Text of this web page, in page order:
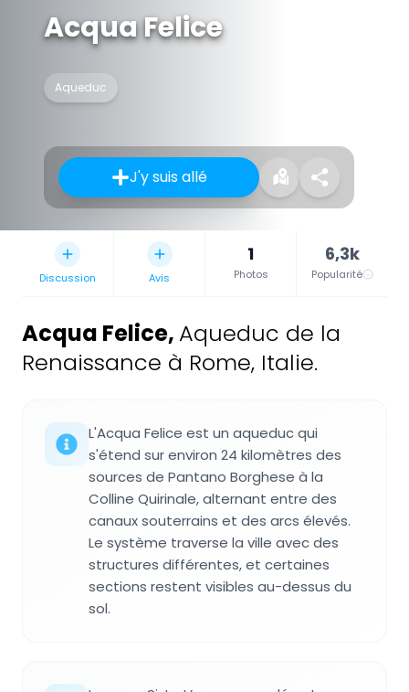
Acqua Felice
Aqueduc
J'y suis allé
Discussion Avis
1
Photos
6,3k
Popularité
Acqua Felice, Aqueduc de la
Renaissance à Rome, Italie.
L'Acqua Felice est un aqueduc qui
s'étend sur environ 24 kilomètres des
sources de Pantano Borghese à la
Colline Quirinale, alternant entre des
canaux souterrains et des arcs élevés.
Le système traverse la ville avec des
structures différentes, et certaines
sections restent visibles au-dessus du
sol.